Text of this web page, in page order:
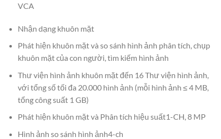
VCA
Nhận dạng khuôn mặt
Phát hiện khuôn mặt và so sánh hình ảnh phân tích, chụp
khuôn mặt của con người, tìm kiếm hình ảnh
Thư viện hình ảnh khuôn mặt đến 16 Thư viện hình ảnh,
với tổng số tối đa 20.000 hình ảnh (mỗi hình ảnh ≤ 4 MB,
tổng công suất 1 GB)
Phát hiện khuôn mặt và Phân tích hiệu suất1-CH, 8 MP
Hình ảnh so sánh hình ảnh4-ch